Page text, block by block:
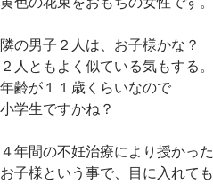
隣の男子２人は、お子様かな？
２人ともよく似ている気もする。
年齢が１１歳くらいなので
小学生ですかね？
４年間の不妊治療により授かった
お子様という事で、目に入れても